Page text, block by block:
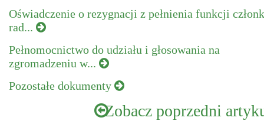
Oświadczenie o rezygnacji z pełnienia funkcji
rad...
Pełnomocnictwo do udziału i głosowania na
zgromadzeniu w...
Pozostałe dokumenty
Zobacz poprzedni